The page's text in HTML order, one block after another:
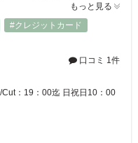
もっと見る
#クレジットカード
口コミ 1件
：19：00迄 日祝日10：00